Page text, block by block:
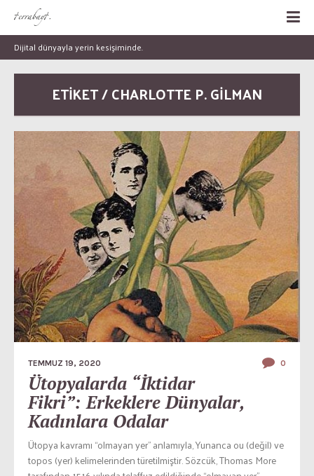
Dijital dünyayla yerin kesişiminde.
ETİKET / CHARLOTTE P. GILMAN
TEMMUZ 19, 2020 0
Ütopyalarda “İktidar
Fikri”: Erkeklere Dünyalar,
Kadınlara Odalar
Ütopya kavramı “olmayan yer” anlamıyla, Yunanca ou (değil) ve
topos (yer) kelimelerinden türetilmiştir. Sözcük, Thomas More